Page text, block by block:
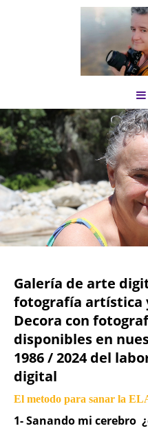
Galería de arte
fotografía artística
Decora con
disponibles en
1986 / 2024 del
digital
El metodo para sanar la
1- Sanando mi cerebro